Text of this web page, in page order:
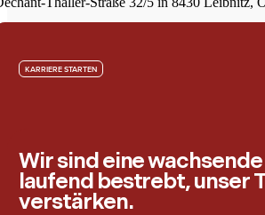
KARRIERE STARTEN
Wir sind eine wachsende
laufend bestrebt, unser
verstärken.